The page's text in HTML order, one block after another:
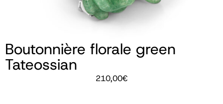
Boutonnière florale green
Tateossian
210,00€